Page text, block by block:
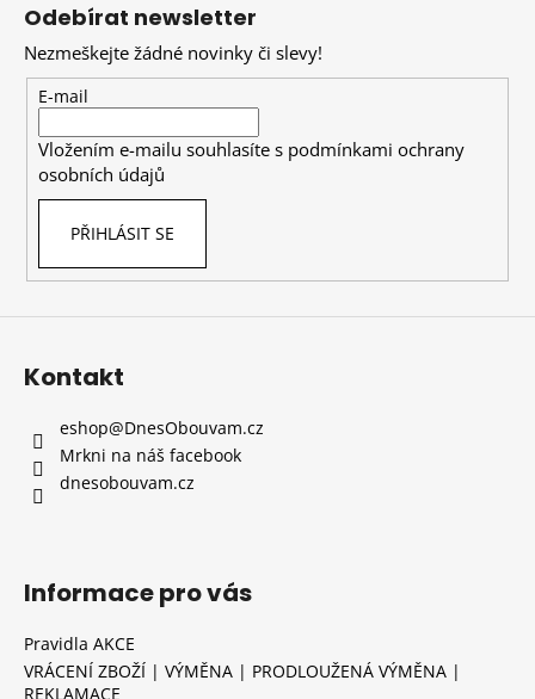
Odebírat newsletter
Nezmeškejte žádné novinky či slevy!
E-mail
Vložením e-mailu souhlasíte s podmínkami ochrany
osobních údajů
PŘIHLÁSIT SE
Kontakt
eshop@DnesObouvam.cz
Mrkni na náš facebook
dnesobouvam.cz
Informace pro vás
Pravidla AKCE
VRÁCENÍ ZBOŽÍ | VÝMĚNA | PRODLOUŽENÁ VÝMĚNA |
REKLAMACE